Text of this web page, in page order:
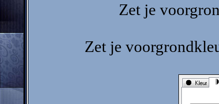
Zet je
Zet je